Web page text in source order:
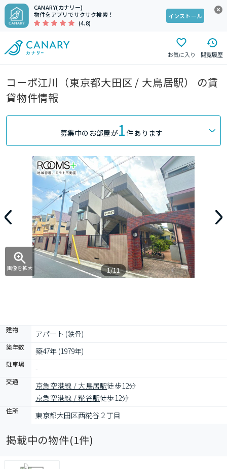
CANARY(カナリー)
物件をアプリでサクサク検索！
(4.8)
インストール
お気に入り 閲覧履歴
コーポ江川（東京都大田区 / 大鳥居駅） の賃
貸物件情報
募集中のお部屋が1 件あります
画像を拡大 1/11
建物 アパート (鉄骨)
築年数 築47年 (1979年)
駐車場 -
交通 京急空港線 / 大鳥居駅徒歩12分
京急空港線 / 糀谷駅徒歩12分
住所 東京都大田区西糀谷２丁目
掲載中の物件(1件)